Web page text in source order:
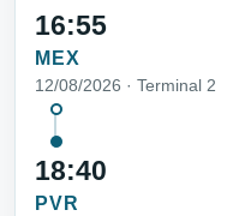
16:55
MEX
12/08/2026 · Terminal 2
18:40
PVR